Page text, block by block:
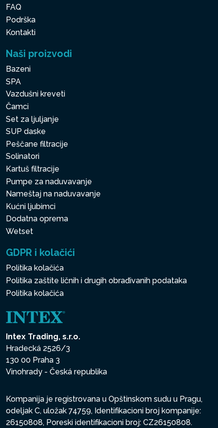
FAQ
Podrška
Kontakti
Naši proizvodi
Bazeni
SPA
Vazdušni kreveti
Čamci
Set za ljuljanje
SUP daske
Peščane filtracije
Solinatori
Kartuš filtracije
Pumpe za naduvavanje
Nameštaj na naduvavanje
Kućni ljubimci
Dodatna oprema
Wetset
GDPR i kolačići
Politika kolačića
Politika zaštite ličnih i drugih obrađivanih podataka
Politika kolačića
Intex Trading, s.r.o.
Hradecká 2526/3
130 00 Praha 3
Vinohrady - Česká republika
Kompanija je registrovana u Opštinskom sudu u Pragu,
odeljak C, uložak 74759, Identifikacioni broj kompanije:
26150808, Poreski identifikacioni broj: CZ26150808.